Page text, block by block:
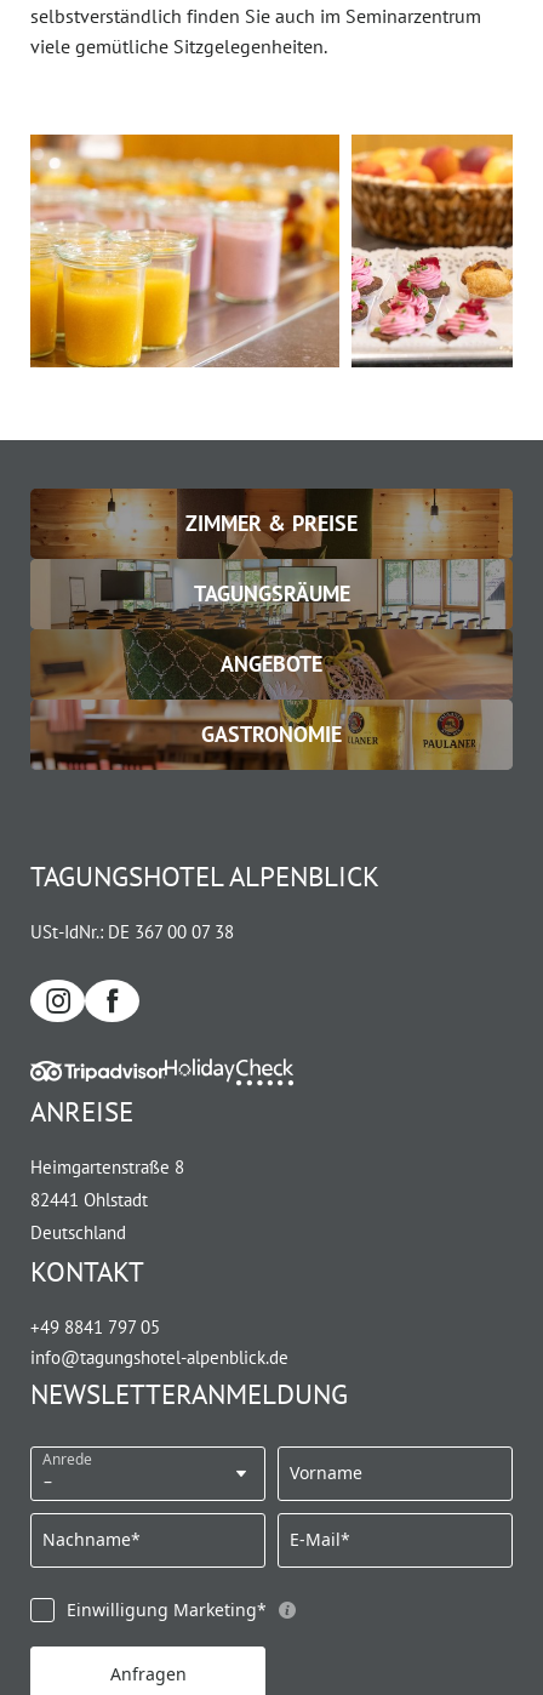
selbstverständlich finden Sie auch im Seminarzentrum
viele gemütliche Sitzgelegenheiten.
ZIMMER & PREISE
TAGUNGSRÄUME
ANGEBOTE
GASTRONOMIE
TAGUNGSHOTEL ALPENBLICK
USt-IdNr.: DE 367 00 07 38
ANREISE
Heimgartenstraße 8
82441 Ohlstadt
Deutschland
KONTAKT
+49 8841 797 05
info@tagungshotel-alpenblick.de
NEWSLETTERANMELDUNG
Anrede
Vorname
Nachname* E-Mail*
Einwilligung Marketing*
Anfragen